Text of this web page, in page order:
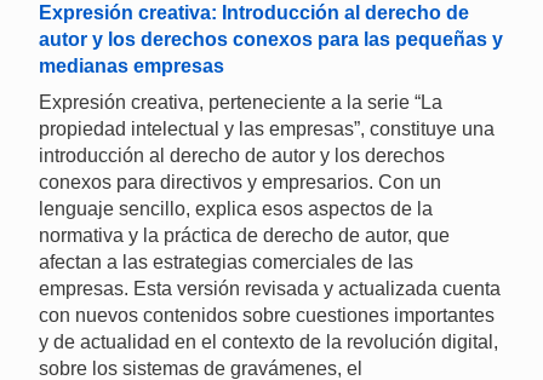
Expresión creativa: Introducción al derecho de
autor y los derechos conexos para las pequeñas y
medianas empresas
Expresión creativa, perteneciente a la serie “La
propiedad intelectual y las empresas”, constituye una
introducción al derecho de autor y los derechos
conexos para directivos y empresarios. Con un
lenguaje sencillo, explica esos aspectos de la
normativa y la práctica de derecho de autor, que
afectan a las estrategias comerciales de las
empresas. Esta versión revisada y actualizada cuenta
con nuevos contenidos sobre cuestiones importantes
y de actualidad en el contexto de la revolución digital,
sobre los sistemas de gravámenes, el